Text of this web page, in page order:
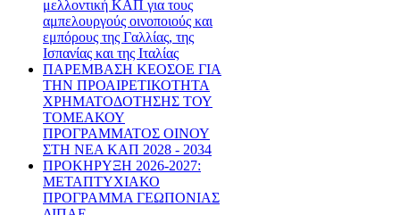
μελλοντική ΚΑΠ για τους
αμπελουργούς οινοποιούς και
εμπόρους της Γαλλίας, της
Ισπανίας και της Ιταλίας
ΠΑΡΕΜΒΑΣΗ ΚΕΟΣΟΕ ΓΙΑ
ΤΗΝ ΠΡΟΑΙΡΕΤΙΚΟΤΗΤΑ
ΧΡΗΜΑΤΟΔΟΤΗΣΗΣ ΤΟΥ
ΤΟΜΕΑΚΟΥ
ΠΡΟΓΡΑΜΜΑΤΟΣ ΟΙΝΟΥ
ΣΤΗ ΝΕΑ ΚΑΠ 2028 - 2034
ΠΡΟΚΗΡΥΞΗ 2026-2027:
ΜΕΤΑΠΤΥΧΙΑΚΟ
ΠΡΟΓΡΑΜΜΑ ΓΕΩΠΟΝΙΑΣ